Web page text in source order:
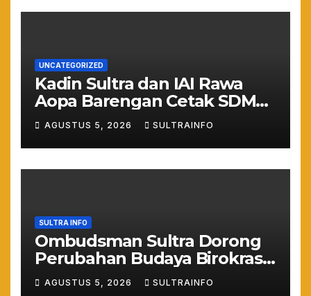
UNCATEGORIZED
Kadin Sultra dan IAI Rawa
Aopa Barengan Cetak SDM
Siap Kerja dan Wirausaha
Muda
AGUSTUS 5, 2026 SULTRAINFO
SULTRA INFO
Ombudsman Sultra Dorong
Perubahan Budaya Birokrasi
Lewat Penilaian
AGUSTUS 5, 2026 SULTRAINFO